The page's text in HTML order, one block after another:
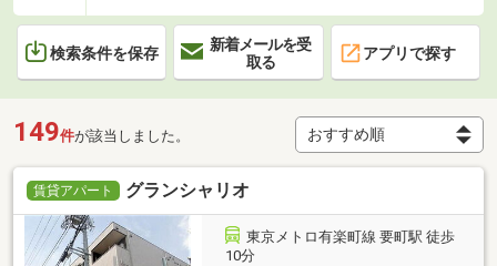
検索条件を保存
新着メールを受
取る
アプリで探す
149件が該当しました。
賃貸アパート グランシャリオ
東京メトロ有楽町線 要町駅 徒歩
10分